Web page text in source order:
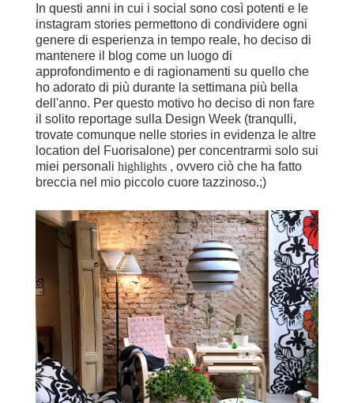
In questi anni in cui i social sono così potenti e le
instagram stories permettono di condividere ogni
genere di esperienza in tempo reale, ho deciso di
mantenere il blog come un luogo di
approfondimento e di ragionamenti su quello che
ho adorato di più durante la settimana più bella
dell'anno. Per questo motivo ho deciso di non fare
il solito reportage sulla Design Week (tranqulli,
trovate comunque nelle stories in evidenza le altre
location del Fuorisalone) per concentrarmi solo sui
miei personali highlights , ovvero ciò che ha fatto
breccia nel mio piccolo cuore tazzinoso.;)